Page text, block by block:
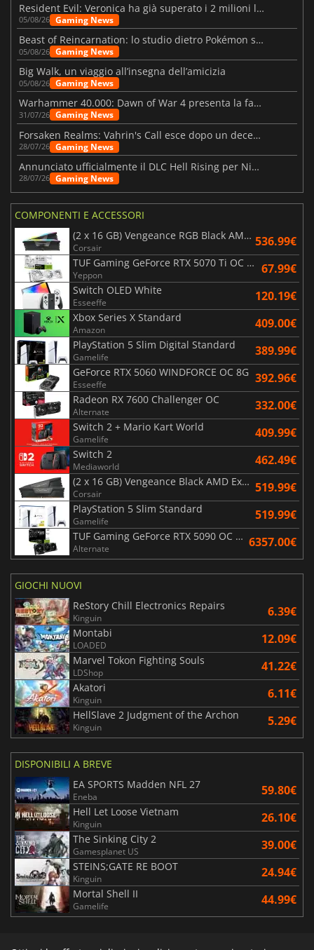
Resident Evil: Veronica ha già superato i 2 milioni liste dei desideri
05/08/26 Gaming News
Beast of Reincarnation: lo studio dietro Pokémon su una nuova strada
05/08/26 Gaming News
Big Walk, un viaggio all’insegna dell’amicizia
05/08/26 Gaming News
Warhammer 40.000: Dawn of War 4 presenta la fazione dei Necron
31/07/26 Gaming News
Forsaken Realms: Vahrin's Call esce dopo un decennio di sviluppo
28/07/26 Gaming News
Annunciato ufficialmente il DLC Hell Rising per Nioh 3
28/07/26 Gaming News
COMPONENTI E ACCESSORI
(2 x 16 GB) Vengeance RGB Black AMD Expo 6000 MHz - CAS 30
Corsair 536.99€
TUF Gaming GeForce RTX 5070 Ti OC White Edition 16GB
Yeppon 67.99€
Switch OLED White
Esseeffe 120.19€
Xbox Series X Standard
Amazon 409.00€
PlayStation 5 Slim Digital Standard
Gamelife 389.99€
GeForce RTX 5060 WINDFORCE OC 8G
Esseeffe 392.96€
Radeon RX 7600 Challenger OC
Alternate 332.00€
Switch 2 + Mario Kart World
Gamelife 409.99€
Switch 2
Mediaworld 462.49€
(2 x 16 GB) Vengeance Black AMD Expo 6000 MHz - CAS 30
Corsair 519.99€
PlayStation 5 Slim Standard
Gamelife 519.99€
TUF Gaming GeForce RTX 5090 OC Edition 32GB
Alternate 6357.00€
GIOCHI NUOVI
ReStory Chill Electronics Repairs
Kinguin 6.39€
Montabi
LOADED 12.09€
Marvel Tokon Fighting Souls
LDShop 41.22€
Akatori
Kinguin 6.11€
HellSlave 2 Judgment of the Archon
Kinguin 5.29€
DISPONIBILI A BREVE
EA SPORTS Madden NFL 27
Eneba 59.80€
Hell Let Loose Vietnam
Kinguin 26.10€
The Sinking City 2
Gamesplanet US 39.00€
STEINS;GATE RE BOOT
Kinguin 24.94€
Mortal Shell II
Gamelife 44.99€